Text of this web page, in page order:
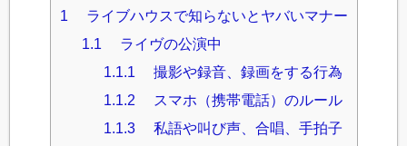
1
ライブハウスで知らないとヤバいマナー
1.1
ライヴの公演中
1.1.1
撮影や録音、録画をする行為
1.1.2 スマホ（携帯電話）のルール
1.1.3 私語や叫び声、合唱、手拍子